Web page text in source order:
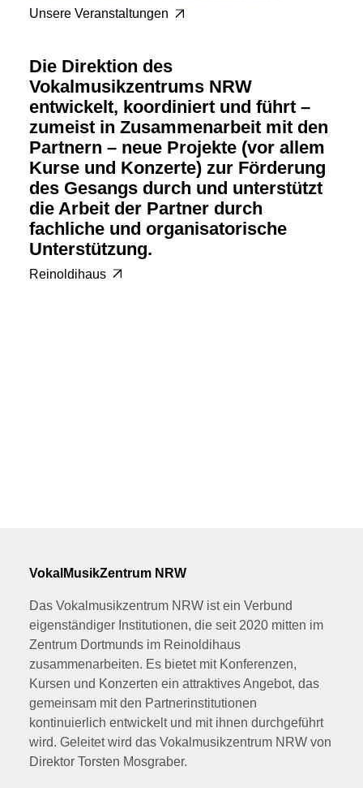
Unsere Veranstaltungen
Die Direktion des
Vokalmusikzentrums NRW
entwickelt, koordiniert und führt –
zumeist in Zusammenarbeit mit den
Partnern – neue Projekte (vor allem
Kurse und Konzerte) zur Förderung
des Gesangs durch und unterstützt
die Arbeit der Partner durch
fachliche und organisatorische
Unterstützung.
Reinoldihaus
VokalMusikZentrum NRW
Das Vokalmusikzentrum NRW ist ein Verbund
eigenständiger Institutionen, die seit 2020 mitten im
Zentrum Dortmunds im Reinoldihaus
zusammenarbeiten. Es bietet mit Konferenzen,
Kursen und Konzerten ein attraktives Angebot, das
gemeinsam mit den Partnerinstitutionen
kontinuierlich entwickelt und mit ihnen durchgeführt
wird. Geleitet wird das Vokalmusikzentrum NRW von
Direktor Torsten Mosgraber.